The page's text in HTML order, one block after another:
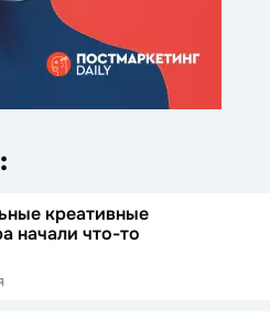
креативные
начали что-то